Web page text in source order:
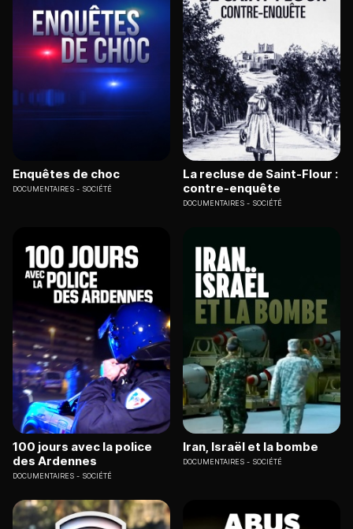
Enquêtes de choc
DOCUMENTAIRES SOCIÉTÉ
La recluse de Saint-Flour :
contre-enquête
DOCUMENTAIRES SOCIÉTÉ
100 jours avec la police
des Ardennes
DOCUMENTAIRES SOCIÉTÉ
Iran, Israël et la bombe
DOCUMENTAIRES SOCIÉTÉ